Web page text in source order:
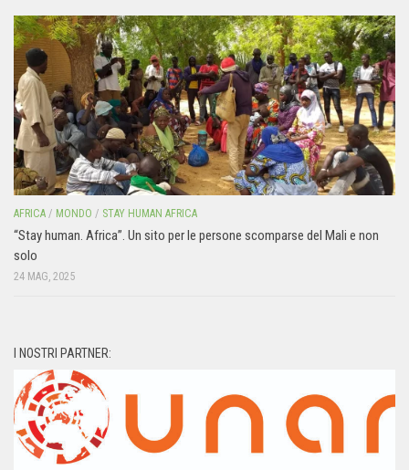
AFRICA / MONDO / STAY HUMAN AFRICA
“Stay human. Africa”. Un sito per le persone scomparse del Mali e non
solo
24 MAG, 2025
I NOSTRI PARTNER: